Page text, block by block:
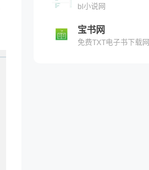
bl小说网
宝书网
免费TXT电子书下载网